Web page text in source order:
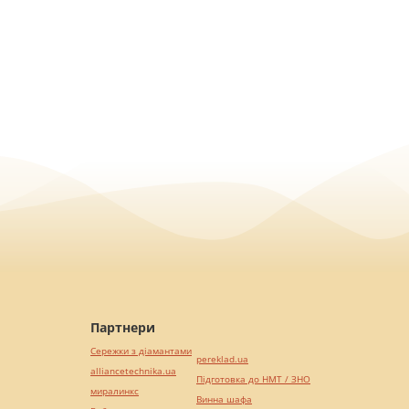
Партнери
Сережки з діамантами
alliancetechnika.ua
миралинкс
pereklad.ua
Підготовка до НМТ / ЗНО
Винна шафа